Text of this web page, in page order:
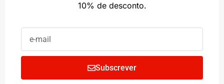
10% de desconto.
Subscrever